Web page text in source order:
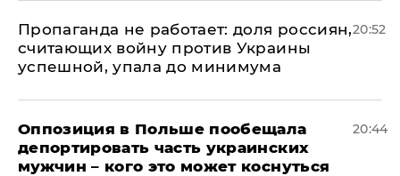
​Пропаганда не работает: доля россиян,
считающих войну против Украины
успешной, упала до минимума
20:52
Оппозиция в Польше пообещала
депортировать часть украинских
мужчин – кого это может коснуться
20:44